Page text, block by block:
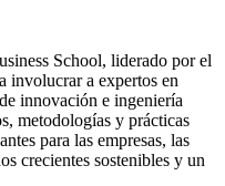
School, liderado por el
involucrar a expertos en
innovación e ingeniería
metodologías y prácticas
para las empresas, las
crecientes sostenibles y un